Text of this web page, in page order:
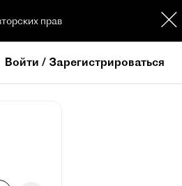
прав
Войти / Зарегистрироваться